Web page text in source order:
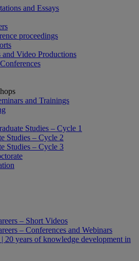
and Essays
proceedings
and Video Productions
and Trainings
Studies – Cycle 1
Studies – Cycle 2
Studies – Cycle 3
– Short Videos
– Conferences and Webinars
20 years of knowledge development in